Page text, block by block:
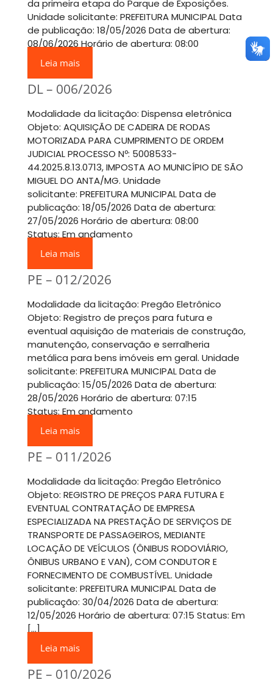
da primeira etapa do Parque de Exposições.
Unidade solicitante: PREFEITURA MUNICIPAL Data
de publicação: 18/05/2026 Data de abertura:
08/06/2026 Horário de abertura: 08:00
Leia mais
DL – 006/2026
Modalidade da licitação: Dispensa eletrônica
Objeto: AQUISIÇÃO DE CADEIRA DE RODAS
MOTORIZADA PARA CUMPRIMENTO DE ORDEM
JUDICIAL PROCESSO Nº: 5008533-
44.2025.8.13.0713, IMPOSTA AO MUNICÍPIO DE SÃO
MIGUEL DO ANTA/MG. Unidade
solicitante: PREFEITURA MUNICIPAL Data de
publicação: 18/05/2026 Data de abertura:
27/05/2026 Horário de abertura: 08:00
Status: Em andamento
Leia mais
PE – 012/2026
Modalidade da licitação: Pregão Eletrônico
Objeto: Registro de preços para futura e
eventual aquisição de materiais de construção,
manutenção, conservação e serralheria
metálica para bens imóveis em geral. Unidade
solicitante: PREFEITURA MUNICIPAL Data de
publicação: 15/05/2026 Data de abertura:
28/05/2026 Horário de abertura: 07:15
Status: Em andamento
Leia mais
PE – 011/2026
Modalidade da licitação: Pregão Eletrônico
Objeto: REGISTRO DE PREÇOS PARA FUTURA E
EVENTUAL CONTRATAÇÃO DE EMPRESA
ESPECIALIZADA NA PRESTAÇÃO DE SERVIÇOS DE
TRANSPORTE DE PASSAGEIROS, MEDIANTE
LOCAÇÃO DE VEÍCULOS (ÔNIBUS RODOVIÁRIO,
ÔNIBUS URBANO E VAN), COM CONDUTOR E
FORNECIMENTO DE COMBUSTÍVEL. Unidade
solicitante: PREFEITURA MUNICIPAL Data de
publicação: 30/04/2026 Data de abertura:
12/05/2026 Horário de abertura: 07:15 Status: Em
[…]
Leia mais
PE – 010/2026